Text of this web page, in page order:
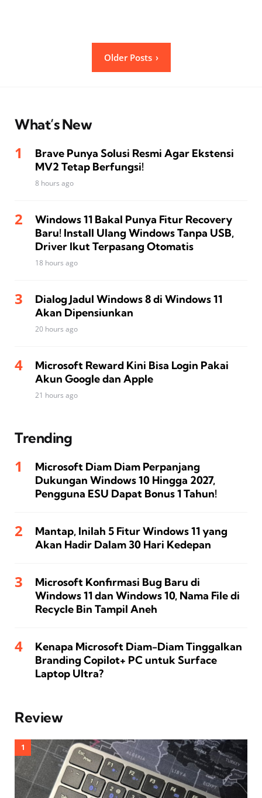
Older Posts
What’s New
Brave Punya Solusi Resmi Agar Ekstensi
MV2 Tetap Berfungsi!
8 hours ago
Windows 11 Bakal Punya Fitur Recovery
Baru! Install Ulang Windows Tanpa USB,
Driver Ikut Terpasang Otomatis
18 hours ago
Dialog Jadul Windows 8 di Windows 11
Akan Dipensiunkan
20 hours ago
Microsoft Reward Kini Bisa Login Pakai
Akun Google dan Apple
21 hours ago
Trending
Microsoft Diam Diam Perpanjang
Dukungan Windows 10 Hingga 2027,
Pengguna ESU Dapat Bonus 1 Tahun!
Mantap, Inilah 5 Fitur Windows 11 yang
Akan Hadir Dalam 30 Hari Kedepan
Microsoft Konfirmasi Bug Baru di
Windows 11 dan Windows 10, Nama File di
Recycle Bin Tampil Aneh
Kenapa Microsoft Diam-Diam Tinggalkan
Branding Copilot+ PC untuk Surface
Laptop Ultra?
Review